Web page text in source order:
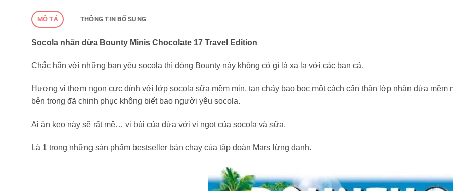
MÔ TẢ THÔNG TIN BỔ SUNG
Socola nhân dừa Bounty Minis Chocolate 17 Travel Edition
Chắc hẳn với những bạn yêu socola thì dòng Bounty này không có gì là xa lạ với các bạn cả.
Hương vị thơm ngon cực đỉnh với lớp socola sữa mềm mịn, tan chảy bao bọc một cách cẩn thận lớp nhân dừa mềm
bên trong đã chinh phục không biết bao người yêu socola.
Ai ăn kẹo này sẽ rất mê… vị bùi của dừa với vị ngọt của socola và sữa.
Là 1 trong những sản phẩm bestseller bán chạy của tập đoàn Mars lừng danh.